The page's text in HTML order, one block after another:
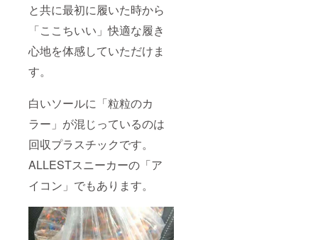
と共に最初に履いた時から
「ここちいい」快適な履き
心地を体感していただけま
す。
白いソールに「粒粒のカ
ラー」が混じっているのは
回収プラスチックです。
ALLESTスニーカーの「ア
イコン」でもあります。